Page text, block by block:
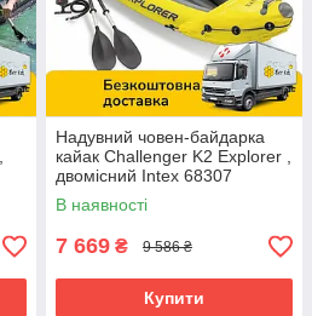
Надувний човен-байдарка
кайак Challenger K2 Explorer ,
двомісний Intex 68307
Жовтий
В наявності
7 669 ₴ 9 586 ₴
Купити